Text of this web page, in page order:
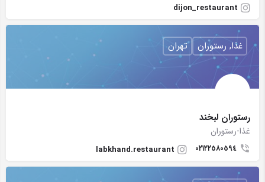
dijon_restaurant
رستوران لبخند
غذا-رستوران
٠٢١٢٢٥٨٠٥٩٤ labkhand.restaurant
غذا, رستوران تهران